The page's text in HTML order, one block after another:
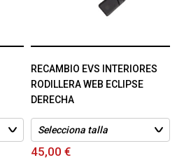
RECAMBIO EVS INTERIORES
RODILLERA WEB ECLIPSE
DERECHA
45,00 €